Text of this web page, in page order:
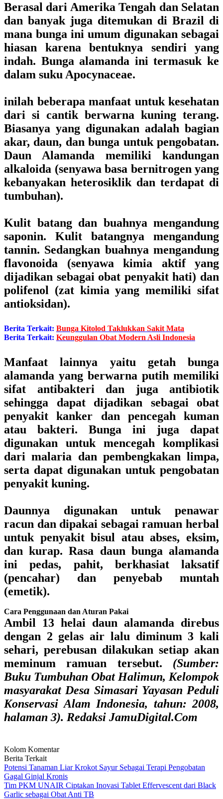
Berasal dari Amerika Tengah dan Selatan
dan banyak juga ditemukan di Brazil di
mana bunga ini umum digunakan sebagai
hiasan karena bentuknya sendiri yang
indah. Bunga alamanda ini termasuk ke
dalam suku Apocynaceae.
inilah beberapa manfaat untuk kesehatan
dari si cantik berwarna kuning terang.
Biasanya yang digunakan adalah bagian
akar, daun, dan bunga untuk pengobatan.
Daun Alamanda memiliki kandungan
alkaloida (senyawa basa bernitrogen yang
kebanyakan heterosiklik dan terdapat di
tumbuhan).
Kulit batang dan buahnya mengandung
saponin. Kulit batangnya mengandung
tannin. Sedangkan buahnya mengandung
flavonoida (senyawa kimia aktif yang
dijadikan sebagai obat penyakit hati) dan
polifenol (zat kimia yang memiliki sifat
antioksidan).
Berita Terkait: Bunga Kitolod Taklukkan Sakit Mata
Berita Terkait: Keunggulan Obat Modern Asli Indonesia
Manfaat lainnya yaitu getah bunga
alamanda yang berwarna putih memiliki
sifat antibakteri dan juga antibiotik
sehingga dapat dijadikan sebagai obat
penyakit kanker dan pencegah kuman
atau bakteri. Bunga ini juga dapat
digunakan untuk mencegah komplikasi
dari malaria dan pembengkakan limpa,
serta dapat digunakan untuk pengobatan
penyakit kuning.
Daunnya digunakan untuk penawar
racun dan dipakai sebagai ramuan herbal
untuk penyakit bisul atau abses, eksim,
dan kurap. Rasa daun bunga alamanda
ini pedas, pahit, berkhasiat laksatif
(pencahar) dan penyebab muntah
(emetik).
Cara Penggunaan dan Aturan Pakai
Ambil 13 helai daun alamanda direbus
dengan 2 gelas air lalu diminum 3 kali
sehari, perebusan dilakukan setiap akan
meminum ramuan tersebut. (Sumber:
Buku Tumbuhan Obat Halimun, Kelompok
masyarakat Desa Simasari Yayasan Peduli
Konservasi Alam Indonesia, tahun: 2008,
halaman 3). Redaksi JamuDigital.Com
Kolom Komentar
Berita Terkait
Potensi Tanaman Liar Krokot Sayur Sebagai Terapi Pengobatan
Gagal Ginjal Kronis
Tim PKM UNAIR Ciptakan Inovasi Tablet Effervescent dari Black
Garlic sebagai Obat Anti TB